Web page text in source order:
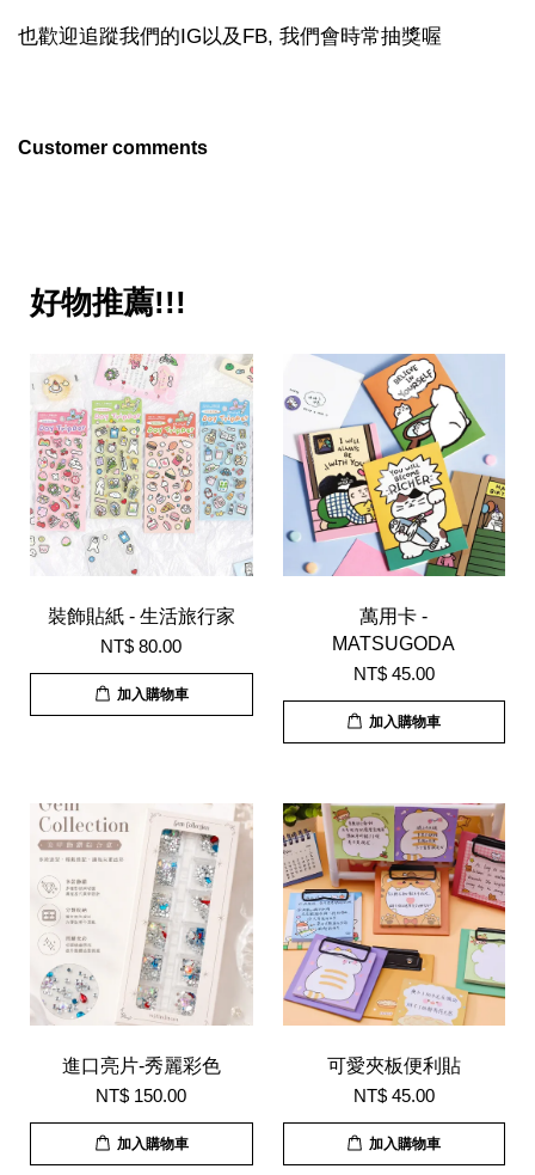
也歡迎追蹤我們的IG以及FB, 我們會時常抽獎喔
Customer comments
好物推薦!!!
裝飾貼紙 - 生活旅行家
NT$ 80.00
加入購物車
萬用卡 -
MATSUGODA
NT$ 45.00
加入購物車
進口亮片-秀麗彩色
NT$ 150.00
加入購物車
可愛夾板便利貼
NT$ 45.00
加入購物車